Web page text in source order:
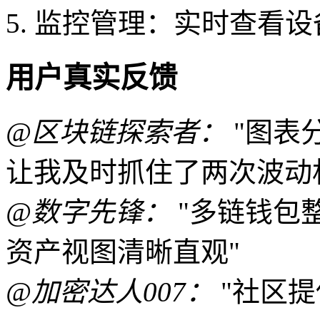
5. 监控管理：实时查看
用户真实反馈
@区块链探索者：
"图表
让我及时抓住了两次波
@数字先锋：
"多链钱包
资产视图清晰直观"
@加密达人007：
"社区